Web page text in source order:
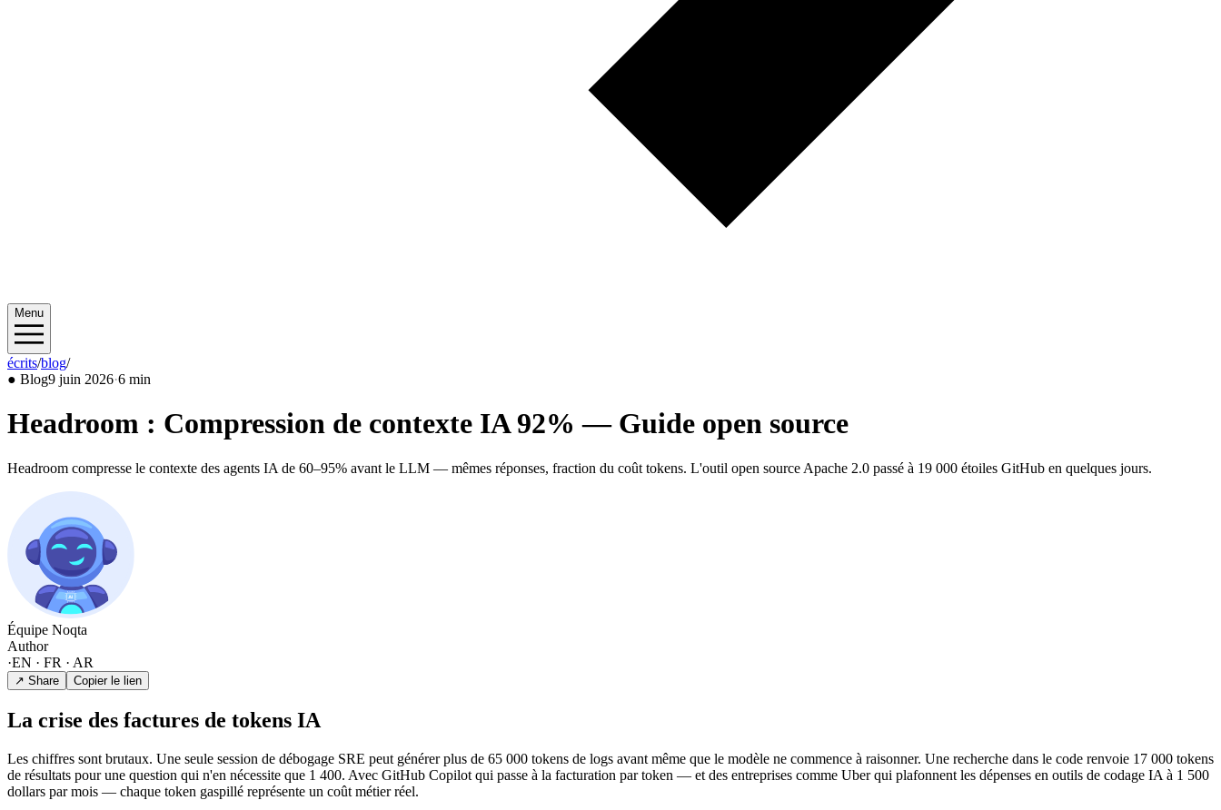
Menu
écrits/blog/2026/06
● Blog9 juin 2026·6 min
Headroom : Compression de contexte IA 92% — Guide open source
Headroom compresse le contexte des agents IA de 60–95% avant le LLM — mêmes réponses, fraction du coût tokens. L'outil open source Apache 2.0 passé à 19 000 étoiles GitHub en quelques jours.
Équipe Noqta
Author
·EN · FR · AR
↗ Share Copier le lien
La crise des factures de tokens IA
Les chiffres sont brutaux. Une seule session de débogage SRE peut générer plus de 65 000 tokens de logs avant même que le modèle ne commence à raisonner. Une recherche dans le code renvoie 17 000 tokens
de résultats pour une question qui n'en nécessite que 1 400. Avec GitHub Copilot qui passe à la facturation par token — et des entreprises comme Uber qui plafonnent les dépenses en outils de codage IA à 1 500
dollars par mois — chaque token gaspillé représente un coût métier réel.